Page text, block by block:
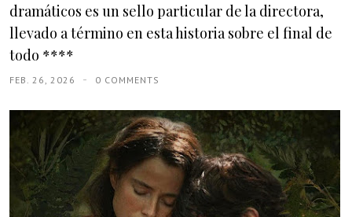
dramáticos es un sello particular de la directora,
llevado a término en esta historia sobre el final de
todo ****
FEB. 26, 2026 0 COMMENTS